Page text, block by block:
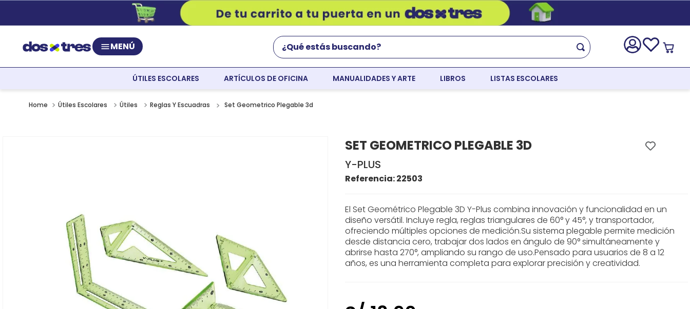
MENÚ
¿Qué estás buscando?
ÚTILES ESCOLARES ARTÍCULOS DE OFICINA MANUALIDADES Y ARTE LIBROS LISTAS ESCOLARES
Útiles Escolares Útiles Reglas Y Escuadras Set Geometrico Plegable 3d
SET GEOMETRICO PLEGABLE 3D
Y-PLUS
Referencia:22503
El Set Geométrico Plegable 3D Y-Plus combina innovación y funcionalidad en un
diseño versátil. Incluye regla, reglas triangulares de 60° y 45°, y transportador,
ofreciendo múltiples opciones de medición.Su sistema plegable permite medición
desde distancia cero, trabajar dos lados en ángulo de 90° simultáneamente y
abrirse hasta 270°, ampliando su rango de uso.Pensado para usuarios de 8 a 12
años, es una herramienta completa para explorar precisión y creatividad.
world english